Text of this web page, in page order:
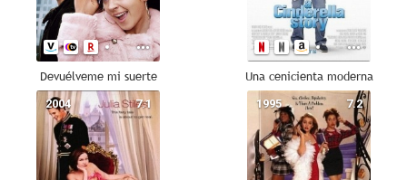
Devuélveme mi suerte Una cenicienta moderna
7.1
2004 7.2
1995